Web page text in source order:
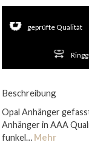
geprüfte Qualität
Beschreibung
Opal Anhänger
Anhänger in AAA
funkel… Mehr